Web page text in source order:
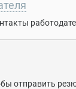
отправить